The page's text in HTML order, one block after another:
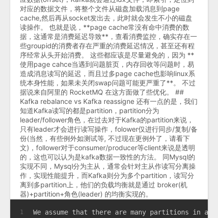
对应的数据文件，将整个文件从磁盘加载消息到page
cache,然后再从socket发出去，此时就会发生不小的磁盘
读操作。 也就是说，**page cache常没有命中消费的数
据，这通常是消费延迟导致**，查看消费监控，确实存在一
些groupid的消费者存在严重的消费延迟情况，甚至还有程
序经常从头开始消费。 这些都应该是尽量避免的，因为 **
使用page cahce当遇到问题脏页，内存回收等问题时，易
造成消息读写的延迟，而且过多page cache也影响linux系
统本身性能，如果未关闭swap问题可能更严重了**。 不过
据说来自阿里的 RocketMQ 在这方面做了些优化。 ##
Kafka rebalance vs Kafka reassigne 还有一点的是，我们
知道Kafka读写的都是partition，partition分为
leader/follower角色，在过去对于Kafka的partition来说，
只有leader才会进行读写操作，folower仅进行同步/复制/备
份(当然，有些例外如测试等, 不过现在更例外了，请看下
文)，follower对于consumer/producer等client来说是透明
的，这也可以认为是kafka数据一致性的方法。 同Mysql的
实现不同，Mysql分为主从，通常会针对主从作读写分离操
作，实现性能提升，而Kafka则分为多个partition，读写分
离到多partition上，他们的负载均衡就是通过 broker(机
器)+partition+角色(leader) 的均衡实现的。
1
We assume that there are many partitions in